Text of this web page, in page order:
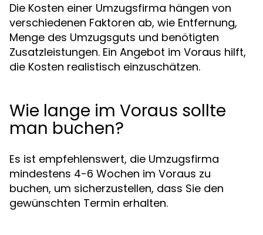
Die Kosten einer Umzugsfirma hängen von
verschiedenen Faktoren ab, wie Entfernung,
Menge des Umzugsguts und benötigten
Zusatzleistungen. Ein Angebot im Voraus hilft,
die Kosten realistisch einzuschätzen.
Wie lange im Voraus sollte
man buchen?
Es ist empfehlenswert, die Umzugsfirma
mindestens 4-6 Wochen im Voraus zu
buchen, um sicherzustellen, dass Sie den
gewünschten Termin erhalten.